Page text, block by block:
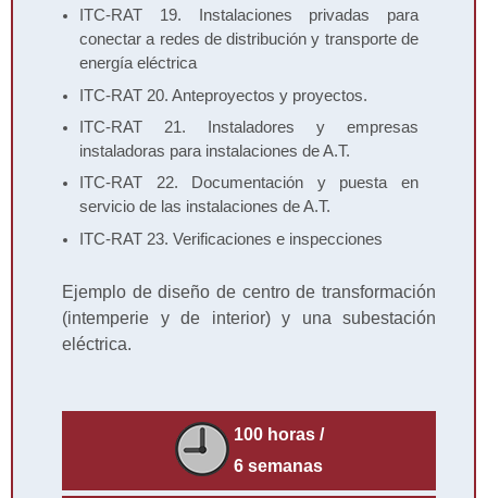
ITC-RAT 19. Instalaciones privadas para
conectar a redes de distribución y transporte de
energía eléctrica
ITC-RAT 20. Anteproyectos y proyectos.
ITC-RAT 21. Instaladores y empresas
instaladoras para instalaciones de A.T.
ITC-RAT 22. Documentación y puesta en
servicio de las instalaciones de A.T.
ITC-RAT 23. Verificaciones e inspecciones
Ejemplo de diseño de centro de transformación
(intemperie y de interior) y una subestación
eléctrica.
100 horas /
6 semanas